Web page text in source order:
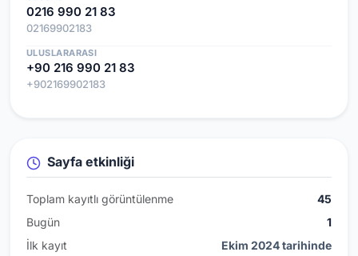
0216 990 21 83
02169902183
ULUSLARARASI
+90 216 990 21 83
+902169902183
Sayfa etkinliği
Toplam kayıtlı görüntülenme
45
Bugün
1
İlk kayıt
Ekim 2024 tarihinde